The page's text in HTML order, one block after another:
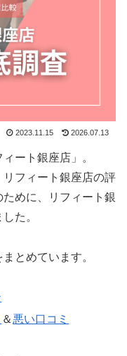
2023.11.15 2026.07.13
ート銀座店」。
リフィート銀座店の評
めに、リフィート銀
た。
とめています。
＆ 悪い口コミ